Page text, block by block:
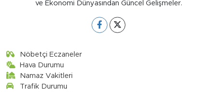
ve Ekonomi Dünyasından Güncel Gelişmeler.
Nöbetçi Eczaneler
Hava Durumu
Namaz Vakitleri
Trafik Durumu